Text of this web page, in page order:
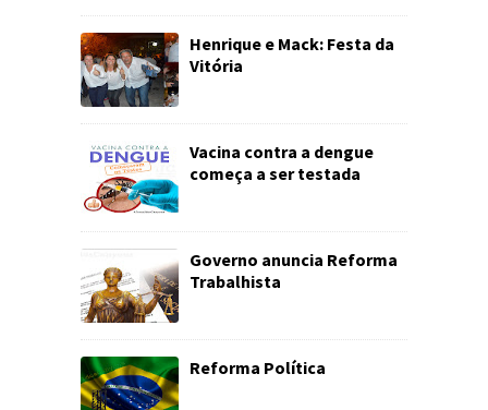
Henrique e Mack: Festa da
Vitória
Vacina contra a dengue
começa a ser testada
Governo anuncia Reforma
Trabalhista
Reforma Política